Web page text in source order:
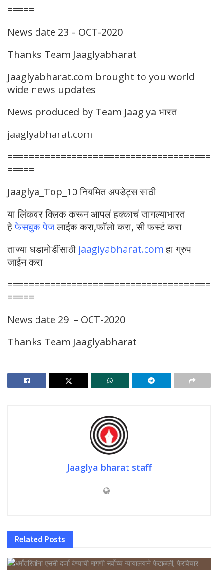
=====
News date 23 – OCT-2020
Thanks Team Jaaglyabharat
Jaaglyabharat.com brought to you world
wide news updates
News produced by Team Jaaglya भारत
jaaglyabharat.com
======================================
=====
Jaaglya_Top_10 नियमित अपडेट्स साठी
या लिंकवर क्लिक करून आपलं हक्काचं जागल्याभारत
हेफेसबुक पेजलाईक करा,फॉलो करा, सी फर्स्ट करा
ताज्या घडामोडींसाठी jaaglyabharat.comहा ग्रुप
जाईन करा
======================================
=====
News date 29 – OCT-2020
Thanks Team Jaaglyabharat
Jaaglya bharat staff
Related Posts